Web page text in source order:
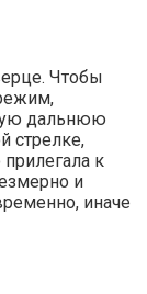
Чтобы
дальнюю
стрелке,
к
и
иначе